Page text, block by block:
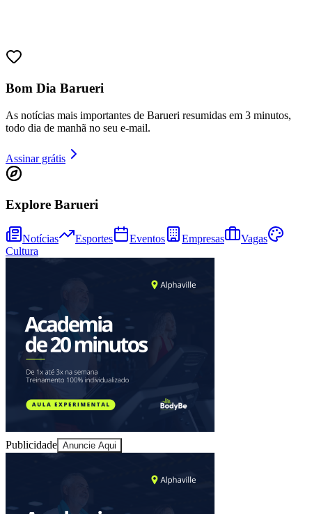
Goiás
Bom Dia Barueri
As notícias mais importantes de Barueri resumidas em 3 minutos,
todo dia de manhã no seu e-mail.
Assinar grátis
Explore Barueri
Notícias Esportes Eventos Empresas
Vagas
Cultura
Publicidade Anuncie Aqui